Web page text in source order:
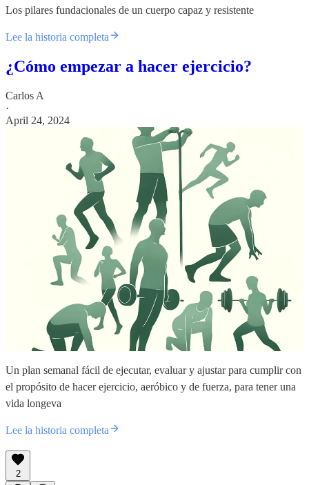
Los pilares fundacionales de un cuerpo capaz y resistente
Lee la historia completa
¿Cómo empezar a hacer ejercicio?
Carlos A
·
April 24, 2024
Un plan semanal fácil de ejecutar, evaluar y ajustar para cumplir con
el propósito de hacer ejercicio, aeróbico y de fuerza, para tener una
vida longeva
Lee la historia completa
2